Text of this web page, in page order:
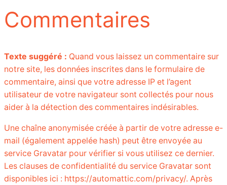
Commentaires
Texte suggéré : Quand vous laissez un commentaire sur
notre site, les données inscrites dans le formulaire de
commentaire, ainsi que votre adresse IP et l’agent
utilisateur de votre navigateur sont collectés pour nous
aider à la détection des commentaires indésirables.
Une chaîne anonymisée créée à partir de votre adresse e-
mail (également appelée hash) peut être envoyée au
service Gravatar pour vérifier si vous utilisez ce dernier.
Les clauses de confidentialité du service Gravatar sont
disponibles ici : https://automattic.com/privacy/. Après